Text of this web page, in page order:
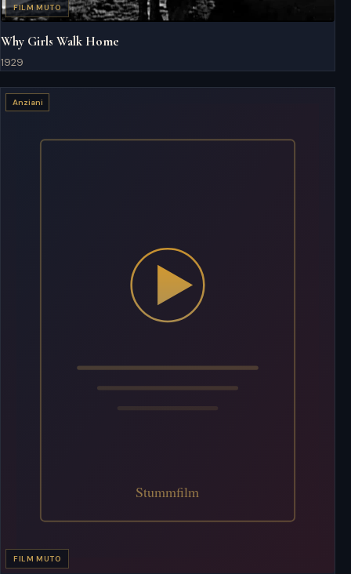
FILM MUTO
Why Girls Walk Home
1929
FILM MUTO
Anziani